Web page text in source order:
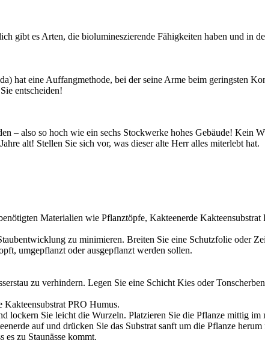
gibt es Arten, die biolumineszierende Fähigkeiten haben und in
eine Auffangmethode, bei der seine Arme beim geringsten
entscheiden!
– also so hoch wie ein sechs Stockwerke hohes Gebäude! Kein
alt! Stellen Sie sich vor, was dieser alte Herr alles miterlebt hat.
Materialien wie Pflanztöpfe, Kakteenerde
zu minimieren. Breiten Sie eine Schutzfolie oder
umgepflanzt oder ausgepflanzt werden sollen.
zu verhindern. Legen Sie eine Schicht Kies oder
Kakteensubstrat PRO Humus.
lockern Sie leicht die Wurzeln. Platzieren Sie die Pflanze mittig im
auf und drücken Sie das Substrat sanft um die Pflanze
es zu Staunässe kommt.